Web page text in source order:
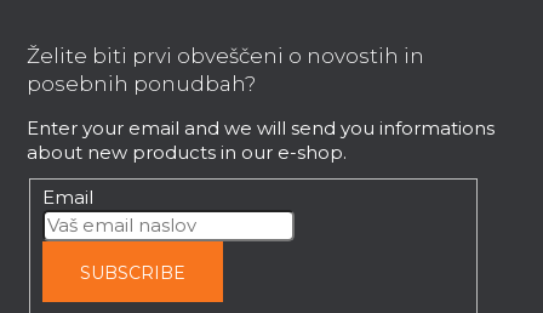
Želite biti prvi obveščeni o novostih in
posebnih ponudbah?
Enter your email and we will send you informations
about new products in our e-shop.
Email
SUBSCRIBE